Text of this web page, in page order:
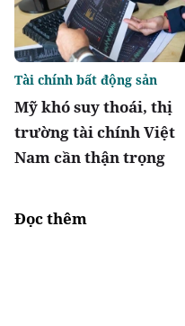
Mỹ khó suy thoái, thị
trường tài chính Việt
Nam cần thận trọng
Tài chính bất động sản
Đọc thêm